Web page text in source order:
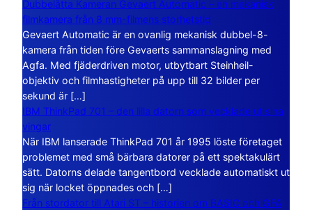
Dubbelåtta Kameran Gevaert Automatic – en mekanisk
filmkamera från 8 mm-filmens storhetstid
Gevaert Automatic är en ovanlig mekanisk dubbel-8-
kamera från tiden före Gevaerts sammanslagning med
Agfa. Med fjäderdriven motor, utbytbart Steinheil-
objektiv och filmhastigheter på upp till 32 bilder per
sekund är […]
IBM ThinkPad 701 – den lilla datorn som vecklade ut sina
vingar
När IBM lanserade ThinkPad 701 år 1995 löste företaget
problemet med små bärbara datorer på ett spektakulärt
sätt. Datorns delade tangentbord vecklade automatiskt ut
sig när locket öppnades och […]
Från stordator till Atari ST – historien om BASIC och GFA